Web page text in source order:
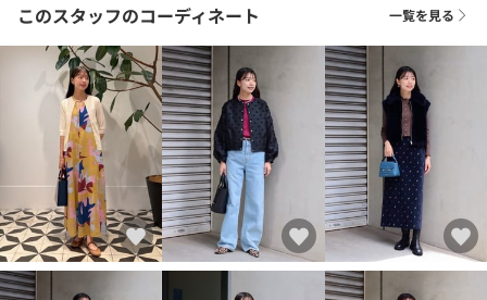
このスタッフのコーディネート 一覧を見る